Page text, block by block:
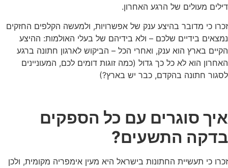
דילים מעולים של הרגע האחרון.
זכרו כי מדובר בהיצע ענק של אפשרויות, ולמעשה הקלפים החזקים
נמצאים בידיים שלכם – ולא בידיהם של בעלי האולמות: ההיצע
הקיים בארץ הוא ענק, ואחרי הכל – הביקוש לארגון חתונה ברגע
האחרון הוא לא כל כך גדול (כמה זוגות דומים לכם, המעוניינים
לסגור חתונה בהקדם, כבר יש בארץ?)
איך סוגרים עם כל הספקים
בדקה התשעים?
זכרו כי תעשיית החתונות בישראל היא מעין אימפריה מקומית, ולכן